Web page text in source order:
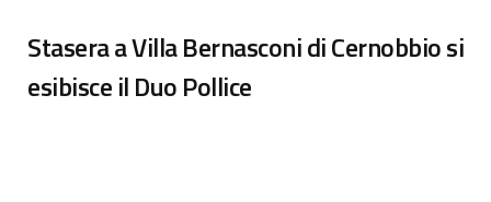
Stasera a Villa Bernasconi di Cernobbio si
esibisce il Duo Pollice